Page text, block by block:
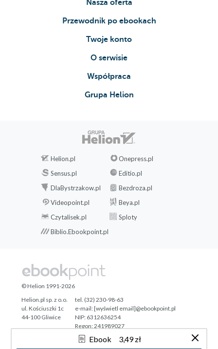
Ebook 3,49 zł
Nasza oferta
Przewodnik po ebookach
Twoje konto
O serwisie
Współpraca
Grupa Helion
Helion.pl
Onepress.pl
Sensus.pl
Editio.pl
DlaBystrzakow.pl
Bezdroza.pl
Videopoint.pl
Beya.pl
Czytalisek.pl
Sploty
Biblio.Ebookpoint.pl
Tonik.pl
© Helion 1991-2026
Helion.pl sp. z o.o.
ul. Kościuszki 1c
44-100 Gliwice
tel. (32) 230-98-63
e-mail:[wyświetl email]@ebookpoint.pl
NIP: 6312636254
Regon: 241989027